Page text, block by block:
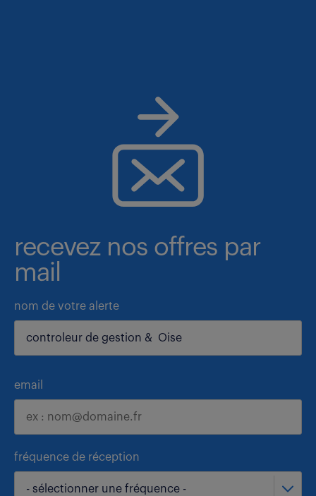
recevez nos offres par
mail
nom de votre alerte
email
fréquence de réception
- sélectionner une fréquence -